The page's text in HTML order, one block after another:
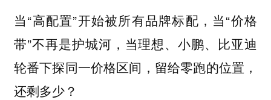
当“高配置”开始被所有品牌标配，当“价格
带”不再是护城河，当理想、小鹏、比亚迪
轮番下探同一价格区间，留给零跑的位置，
还剩多少？